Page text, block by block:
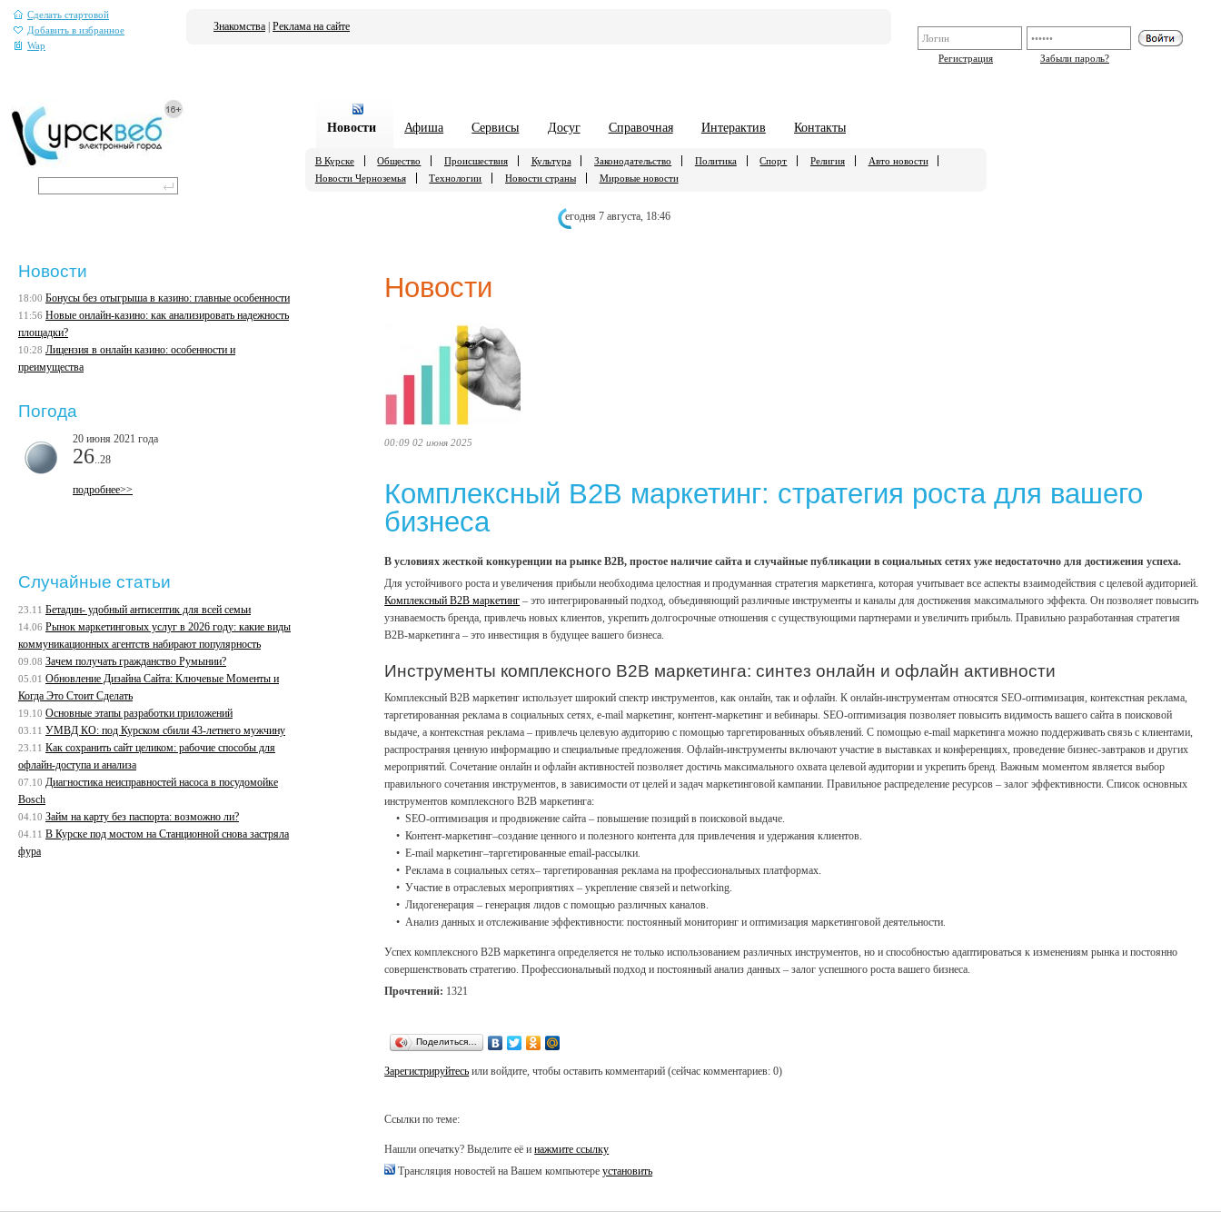
Сделать стартовой
Добавить в избранное
Wap
Регистрация
Забыли пароль?
Знакомства Реклама на сайте
Новости Афиша Сервисы Досуг Справочная Интерактив Контакты
В Курске Общество Происшествия Культура Законодательство Политика Спорт Религия
Авто новости
Новости Черноземья
Технологии Новости страны Мировые новости
егодня 7 августа, 18:46
Новости
00:09 02 июня 2025
Комплексный B2B маркетинг: стратегия роста для вашего
бизнеса
В условиях жесткой конкуренции на рынке B2B, простое наличие сайта и случайные публикации в социальных сетях уже недостаточно для достижения успеха.
Для устойчивого роста и увеличения прибыли необходима целостная и продуманная стратегия маркетинга, которая учитывает все аспекты взаимодействия с целевой аудиторией.
Комплексный B2B маркетинг – это интегрированный подход, объединяющий различные инструменты и каналы для достижения максимального эффекта. Он позволяет повысить
узнаваемость бренда, привлечь новых клиентов, укрепить долгосрочные отношения с существующими партнерами и увеличить прибыль. Правильно разработанная стратегия
B2B-маркетинга – это инвестиция в будущее вашего бизнеса.
Инструменты комплексного B2B маркетинга: синтез онлайн и офлайн активности
Комплексный B2B маркетинг использует широкий спектр инструментов, как онлайн, так и офлайн. К онлайн-инструментам относятся SEO-оптимизация, контекстная реклама,
таргетированная реклама в социальных сетях, e-mail маркетинг, контент-маркетинг и вебинары. SEO-оптимизация позволяет повысить видимость вашего сайта в поисковой
выдаче, а контекстная реклама – привлечь целевую аудиторию с помощью таргетированных объявлений. С помощью e-mail маркетинга можно поддерживать связь с клиентами,
распространяя ценную информацию и специальные предложения. Офлайн-инструменты включают участие в выставках и конференциях, проведение бизнес-завтраков и других
мероприятий. Сочетание онлайн и офлайн активностей позволяет достичь максимального охвата целевой аудитории и укрепить бренд. Важным моментом является выбор
правильного сочетания инструментов, в зависимости от целей и задач маркетинговой кампании. Правильное распределение ресурсов – залог эффективности. Список основных
инструментов комплексного B2B маркетинга:
SEO-оптимизация и продвижение сайта – повышение позиций в поисковой выдаче.
Контент-маркетинг–создание ценного и полезного контента для привлечения и удержания клиентов.
E-mail маркетинг–таргетированные email-рассылки.
Реклама в социальных сетях– таргетированная реклама на профессиональных платформах.
Участие в отраслевых мероприятиях – укрепление связей и networking.
Лидогенерация – генерация лидов с помощью различных каналов.
Анализ данных и отслеживание эффективности: постоянный мониторинг и оптимизация маркетинговой деятельности.
Успех комплексного B2B маркетинга определяется не только использованием различных инструментов, но и способностью адаптироваться к изменениям рынка и постоянно
совершенствовать стратегию. Профессиональный подход и постоянный анализ данных – залог успешного роста вашего бизнеса.
Прочтений: 1321
Поделиться…
Зарегистрируйтесь или войдите, чтобы оставить комментарий (сейчас комментариев: 0)
Ссылки по теме:
Нашли опечатку? Выделите её инажмите ссылку
Трансляция новостей на Вашем компьютереустановить
Новости
18:00 Бонусы без отыгрыша в казино: главные особенности
11:56 Новые онлайн-казино: как анализировать надежность
площадки?
10:28 Лицензия в онлайн казино: особенности и
преимущества
Погода
20 июня 2021 года
26 ..28
подробнее>>
Случайные статьи
23.11 Бетадин- удобный антисептик для всей семьи
14.06 Рынок маркетинговых услуг в 2026 году: какие виды
коммуникационных агентств набирают популярность
09.08 Зачем получать гражданство Румынии?
05.01 Обновление Дизайна Сайта: Ключевые Моменты и
Когда Это Стоит Сделать
19.10 Основные этапы разработки приложений
03.11 УМВД КО: под Курском сбили 43-летнего мужчину
23.11 Как сохранить сайт целиком: рабочие способы для
офлайн-доступа и анализа
07.10 Диагностика неисправностей насоса в посудомойке
Bosch
04.10 Займ на карту без паспорта: возможно ли?
04.11 В Курске под мостом на Станционной снова застряла
фура